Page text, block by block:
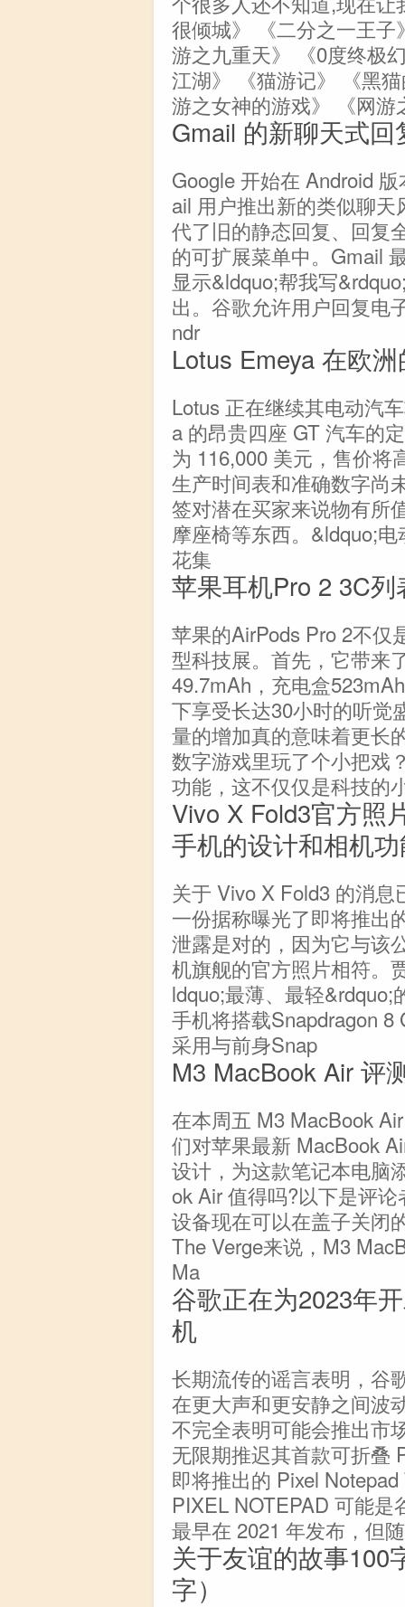
很倾城》 《二分之一王
游之九重天》 《0度终极
江湖》 《猫游记》 《黑
游之女神的游戏》 《网
Gmail 的新聊天式
Google 开始在 Android
ail 用户推出新的类似聊
代了旧的静态回复、回复
的可扩展菜单中。Gmail
显示&ldquo;帮我写
出。谷歌允许用户回复电
ndr
Lotus Emeya 在欧
Lotus 正在继续其电动汽
a 的昂贵四座 GT 汽车的
为 116,000 美元，售价将
生产时间表和准确数字尚
签对潜在买家来说物有所
摩座椅等东西。&ldquo;
花集
苹果耳机Pro 2 3C
苹果的AirPods Pro 2不仅
型科技展。首先，它带
49.7mAh，充电盒
下享受长达30小时的听觉
量的增加真的意味着更长
数字游戏里玩了个小把戏
功能，这不仅仅是科技的
Vivo X Fold3官方照
手机的设计和相机
关于 Vivo X Fold3 的消
一份据称曝光了即将推出
泄露是对的，因为它与该
机旗舰的官方照片相符。
ldquo;最薄、最轻
手机将搭载Snapdragon
采用与前身Snap
M3 MacBook Air 评
在本周五 M3 MacBook
们对苹果最新 MacBook
设计，为这款笔记本电脑
ok Air 值得吗?以下是评
设备现在可以在盖子关闭
The Verge来说，M3
Ma
谷歌正在为2023年
机
长期流传的谣言表明，谷
在更大声和更安静之间波
不完全表明可能会推出市
无限期推迟其首款可折叠
即将推出的 Pixel
PIXEL NOTEPAD 可能
最早在 2021 年发布，但
关于友谊的故事100
字）